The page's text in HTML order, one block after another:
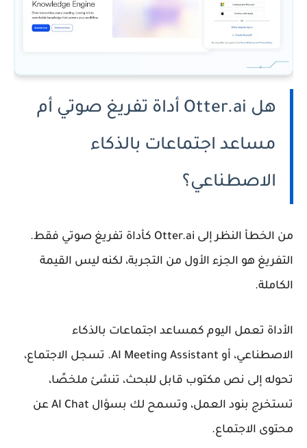
هل Otter.ai أداة تفريغ صوتي أم
مساعد اجتماعات بالذكاء
الاصطناعي؟
من الخطأ النظر إلى Otter.ai كأداة تفريغ صوتي فقط.
التفريغ هو الجزء الأول من التجربة، لكنه ليس القيمة
الكاملة.
الأداة تعمل اليوم كمساعد اجتماعات بالذكاء
الاصطناعي، أو AI Meeting Assistant. تسجل الاجتماع،
تحوله إلى نص مكتوب قابل للبحث، تنشئ ملخصًا،
تستخرج بنود العمل، وتسمح لك بسؤال AI Chat عن
محتوى الاجتماع.